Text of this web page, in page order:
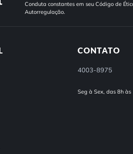
Conduta constantes em seu Código de
Autorregulação.
CONTATO
4003-8975
Seg à Sex, das 8h